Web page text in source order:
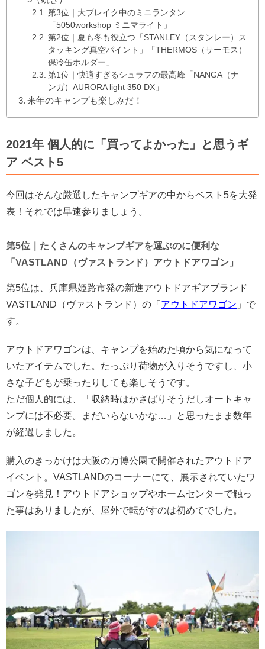
第3位｜大ブレイク中のミニランタン
「5050workshop ミニマライト」
第2位｜夏も冬も役立つ「STANLEY（スタンレー）ス
タッキング真空パイント」「THERMOS（サーモス）
保冷缶ホルダー」
第1位｜快適すぎるシュラフの最高峰「NANGA（ナ
ンガ）AURORA light 350 DX」
来年のキャンプも楽しみだ！
2021年 個人的に「買ってよかった」と思うギ
ア ベスト5
今回はそんな厳選したキャンプギアの中からベスト5を大発
表！それでは早速参りましょう。
第5位｜たくさんのキャンプギアを運ぶのに便利な
「VASTLAND（ヴァストランド）アウトドアワゴン」
第5位は、兵庫県姫路市発の新進アウトドアギアブランド
VASTLAND（ヴァストランド）の「 アウトドアワゴン 」で
す。
アウトドアワゴンは、キャンプを始めた頃から気になって
いたアイテムでした。たっぷり荷物が入りそうですし、小
さな子どもが乗ったりしても楽しそうです。
ただ個人的には、「収納時はかさばりそうだしオートキャ
ンプには不必要。まだいらないかな…」と思ったまま数年
が経過しました。
購入のきっかけは大阪の万博公園で開催されたアウトドア
イベント。VASTLANDのコーナーにて、展示されていたワ
ゴンを発見！アウトドアショップやホームセンターで触っ
た事はありましたが、屋外で転がすのは初めてでした。